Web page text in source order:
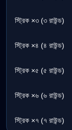
স্ট্রিক ×৩ (৩ রাউন্ড)
স্ট্রিক ×৪ (৪ রাউন্ড)
স্ট্রিক ×৫ (৫ রাউন্ড)
স্ট্রিক ×৬ (৬ রাউন্ড)
স্ট্রিক ×৭ (৭ রাউন্ড)